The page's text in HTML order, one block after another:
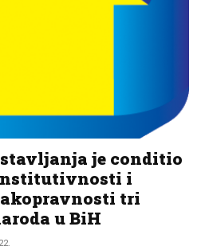
je conditio
i
tri
u BiH